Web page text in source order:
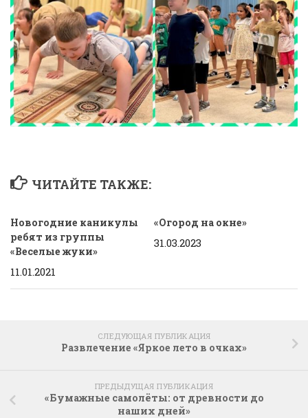
ЧИТАЙТЕ ТАКЖЕ:
Новогодние каникулы
ребят из группы
«Веселые жуки»
11.01.2021
«Огород на окне»
31.03.2023
СЛЕДУЮЩАЯ ПУБЛИКАЦИЯ
Развлечение «Яркое лето в очках»
ПРЕДЫДУЩАЯ ПУБЛИКАЦИЯ
«Бумажные самолёты: от древности до
наших дней»